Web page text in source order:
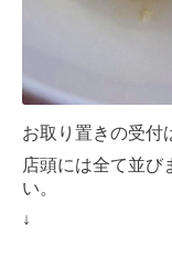
お取り置きの受付
店頭には全て並び
い。
↓